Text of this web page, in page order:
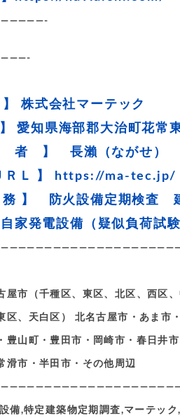
】 株式会社マーテック
愛知県海部郡大治町花常
】 長瀨（ながせ）
Ｌ 】
https://ma-tec.jp/
務 】 防火設備定期検査
家発電設備（疑似負荷試
屋市（千種区、東区、北区、西区
区、天白区） 北名古屋市・あま市
豊山町・豊田市・岡崎市・春日井
滑市・半田市・その他周辺
備,特定建築物定期調査,マーテッ